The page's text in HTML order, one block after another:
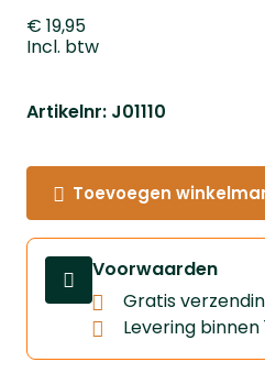
€ 19,95
Incl. btw
Artikelnr: J01110
Toevoegen
Voorwaarden
Gratis
Levering